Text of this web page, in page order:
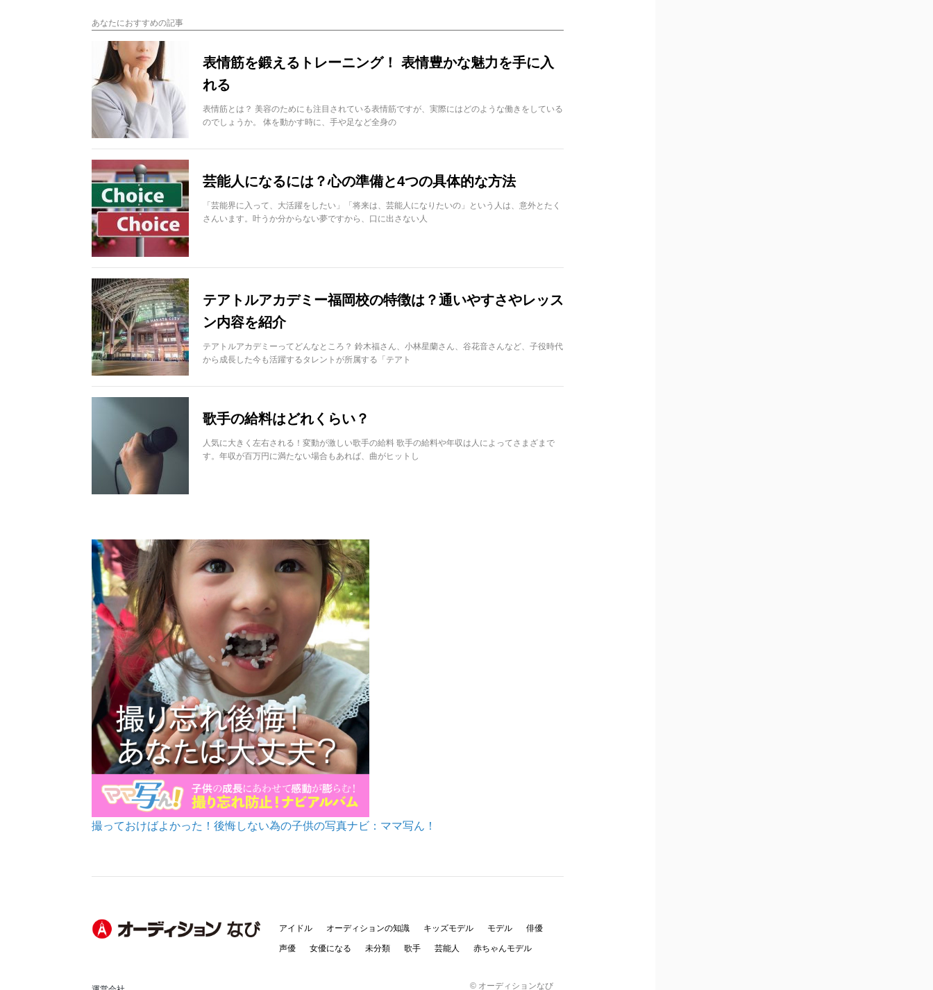
あなたにおすすめの記事
表情筋を鍛えるトレーニング！ 表情豊かな魅力を手に入
れる
表情筋とは？ 美容のためにも注目されている表情筋ですが、実際にはどのような働きをしている
のでしょうか。 体を動かす時に、手や足など全身の
芸能人になるには？心の準備と4つの具体的な方法
「芸能界に入って、大活躍をしたい」「将来は、芸能人になりたいの」という人は、意外とたく
さんいます。叶うか分からない夢ですから、口に出さない人
テアトルアカデミー福岡校の特徴は？通いやすさやレッス
ン内容を紹介
テアトルアカデミーってどんなところ？ 鈴木福さん、小林星蘭さん、谷花音さんなど、子役時代
から成長した今も活躍するタレントが所属する「テアト
歌手の給料はどれくらい？
人気に大きく左右される！変動が激しい歌手の給料 歌手の給料や年収は人によってさまざまで
す。年収が百万円に満たない場合もあれば、曲がヒットし
撮っておけばよかった！後悔しない為の子供の写真ナビ：ママ写ん！
アイドル オーディションの知識 キッズモデル モデル 俳優
声優 女優になる 未分類 歌手 芸能人 赤ちゃんモデル
© オーディションなび